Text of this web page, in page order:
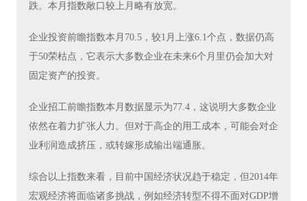
跌。本月指数敞口较上月略有放宽。
企业投资前瞻指数本月70.5，较1月上涨6.1个点，数据仍高
于50荣枯点，它表示大多数企业在未来6个月里仍会加大对
固定资产的投资。
企业招工前瞻指数本月数据显示为77.4，这说明大多数企业
依然在着力扩张人力。但对于高企的用工成本，可能会对企
业利润造成挤压，或转嫁形成输出端通胀。
综合以上指数来看，目前中国经济状况趋于稳定，但2014年
宏观经济将面临诸多挑战，例如经济转型不得不面对GDP增